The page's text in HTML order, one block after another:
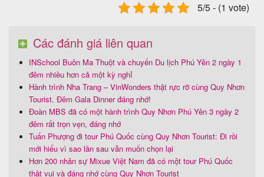
5/5 - (1 vote)
Các đánh giá liên quan
INSchool Buôn Ma Thuột và chuyến Du lịch Phú Yên 2 ngày 1
đêm nhiều hơn cả một kỳ nghỉ
Hành trình Nha Trang – VinWonders thật rực rỡ cùng Quy Nhơn
Tourist. Đêm Gala Dinner đáng nhớ!
Đoàn MBS đã có một hành trình Quy Nhơn Phú Yên 3 ngày 2
đêm rất trọn vẹn, đáng nhớ
Tuấn Phượng đi tour Phú Quốc cùng Quy Nhơn Tourist: Đi rồi
mới hiểu vì sao lần sau vẫn muốn chọn lại
Hơn 200 nhân sự Mixue Việt Nam đã có một tour Phú Quốc
thật vui và đáng nhớ cùng Quy Nhơn Tourist